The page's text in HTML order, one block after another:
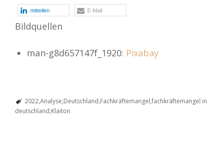
mitteilen E-Mail
Bildquellen
man-g8d657147f_1920: Pixabay
2022Analyse Deutschland Fachkräftemangel fachkräftemangel in
deutschland Klaiton